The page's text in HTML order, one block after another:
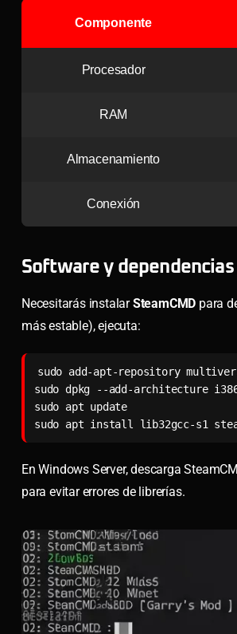
Componente
Procesador
RAM
Almacenamiento
Conexión
Software y
Necesitarás instalarSteamCMD para
más estable), ejecuta:
sudo add-apt-repository
sudo dpkg --add-architecture
sudo apt update
sudo apt install lib32gcc-s1
En Windows Server, descarga
para evitar errores de librerías.